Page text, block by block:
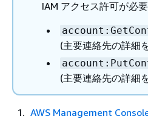
IAM アクセス許可が必要
(主要連絡先の詳細
(主要連絡先の詳細
AWS Management